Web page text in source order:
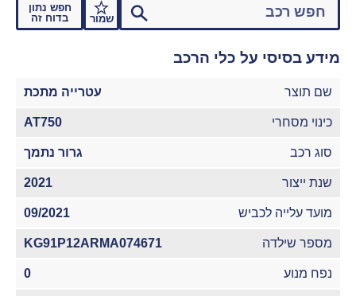
שמור
חפש נתון
בדוח זה
מידע בסיסי על כלי הרכב
שם תוצר עטרייה מתכת
כינוי מסחרי AT750
סוג רכב גרור נתמך
שנת ייצור 2021
מועד עלייה לכביש 09/2021
מספר שילדה KG91P12ARMA074671
נפח מנוע 0